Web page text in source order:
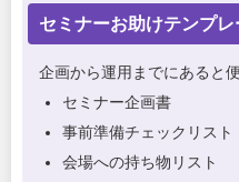
セミナーお助けテンプレ
企画から運用までにあると
セミナー企画書
事前準備チェックリスト
会場への持ち物リスト